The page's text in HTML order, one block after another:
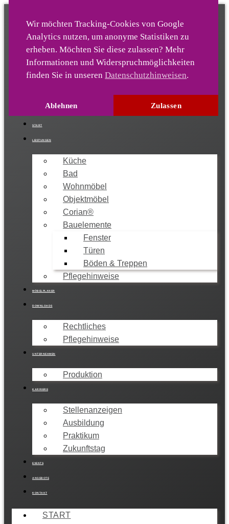
Wir möchten Tracking-Cookies von Google
Analytics nutz­en, um anonyme Statis­tiken zu
er­heben. Möchten Sie diese zulassen? Mehr
Infor­mationen und Wider­spruch­möglich­keiten
finden Sie in unserenDatenschutzhinweisen.
Ablehnen Zulassen
Die-Ideentischlerei
04222 / 9213-0
START
LEISTUNGEN
Küche
Bad
Wohnmöbel
Objektmöbel
Corian®
Bauelemente
Fenster
Türen
Böden & Treppen
Pflegehinweise
MÖBELPLANER
DOWNLOADS
Rechtliches
Pflegehinweise
UNTERNEHMEN
Produktion
KARRIERE
Stellenanzeigen
Ausbildung
Praktikum
Zukunftstag
EVENTS
ANGEBOTE
KONTAKT
START